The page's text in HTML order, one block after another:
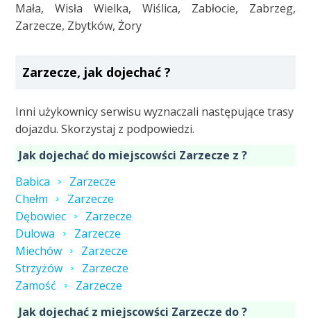
Mała, Wisła Wielka, Wiślica, Zabłocie, Zabrzeg,
Zarzecze, Zbytków, Żory
Zarzecze, jak dojechać ?
Inni użykownicy serwisu wyznaczali następujące trasy
dojazdu. Skorzystaj z podpowiedzi.
Jak dojechać do miejscowści Zarzecze z ?
Babica
Zarzecze
Chełm
Zarzecze
Dębowiec
Zarzecze
Dulowa
Zarzecze
Miechów
Zarzecze
Strzyżów
Zarzecze
Zamość
Zarzecze
Jak dojechać z miejscowści Zarzecze do ?